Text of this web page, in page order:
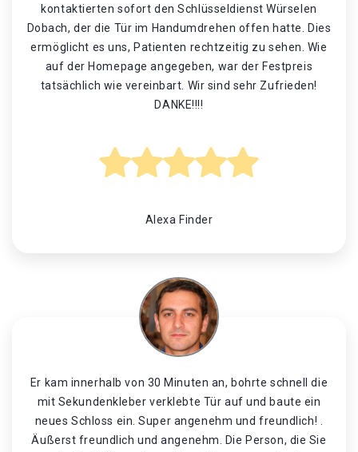
kontaktierten sofort den Schlüsseldienst Würselen
Dobach, der die Tür im Handumdrehen offen hatte. Dies
ermöglicht es uns, Patienten rechtzeitig zu sehen. Wie
auf der Homepage angegeben, war der Festpreis
tatsächlich wie vereinbart. Wir sind sehr Zufrieden!
DANKE!!!!
Alexa Finder
Er kam innerhalb von 30 Minuten an, bohrte schnell die
mit Sekundenkleber verklebte Tür auf und baute ein
neues Schloss ein. Super angenehm und freundlich! .
Äußerst freundlich und angenehm. Die Person, die Sie